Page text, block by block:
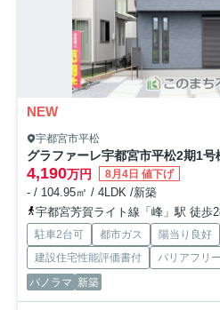
NEW
宇都宮市平松
グラファーレ宇都宮市平松2期1号
4,190万円 8月4日 値下げ
- / 104.95㎡ / 4LDK /新築
宇都宮芳賀ライト線「峰」駅 徒歩
駐車2台可 都市ガス 陽当り良好
建設住宅性能評価書付
バリアフリー
パノラマ 新築